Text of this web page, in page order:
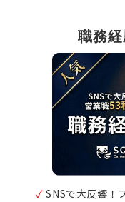
職務
✓SNSで大反響！